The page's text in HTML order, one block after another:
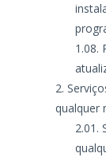
qualquer